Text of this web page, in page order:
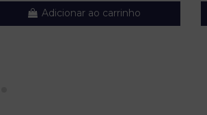
Adicionar ao carrinho